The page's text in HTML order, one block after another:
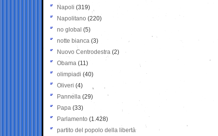
Napoli (319)
Napolitano (220)
no global (5)
notte bianca (3)
Nuovo Centrodestra (2)
Obama (11)
olimpiadi (40)
Oliveri (4)
Pannella (29)
Papa (33)
Parlamento (1.428)
partito del popolo della libertà